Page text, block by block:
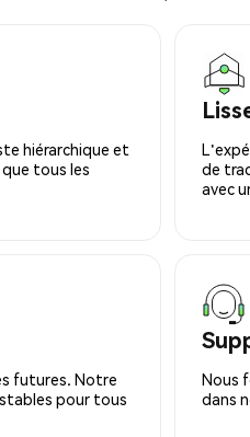
hiérarchique et
tous les
de
avec
futures. Notre
pour tous
Nous
dans